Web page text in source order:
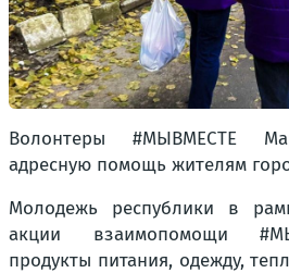
Волонтеры #МЫВМЕСТЕ
адресную помощь жителям
Молодежь республики в
акции взаимопомощи
продукты питания, одежду,